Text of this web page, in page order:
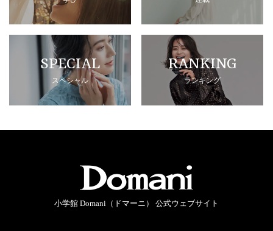
SPECIAL
スペシャル
RANKING
ランキング
小学館 Domani（ドマーニ） 公式ウェブサイト